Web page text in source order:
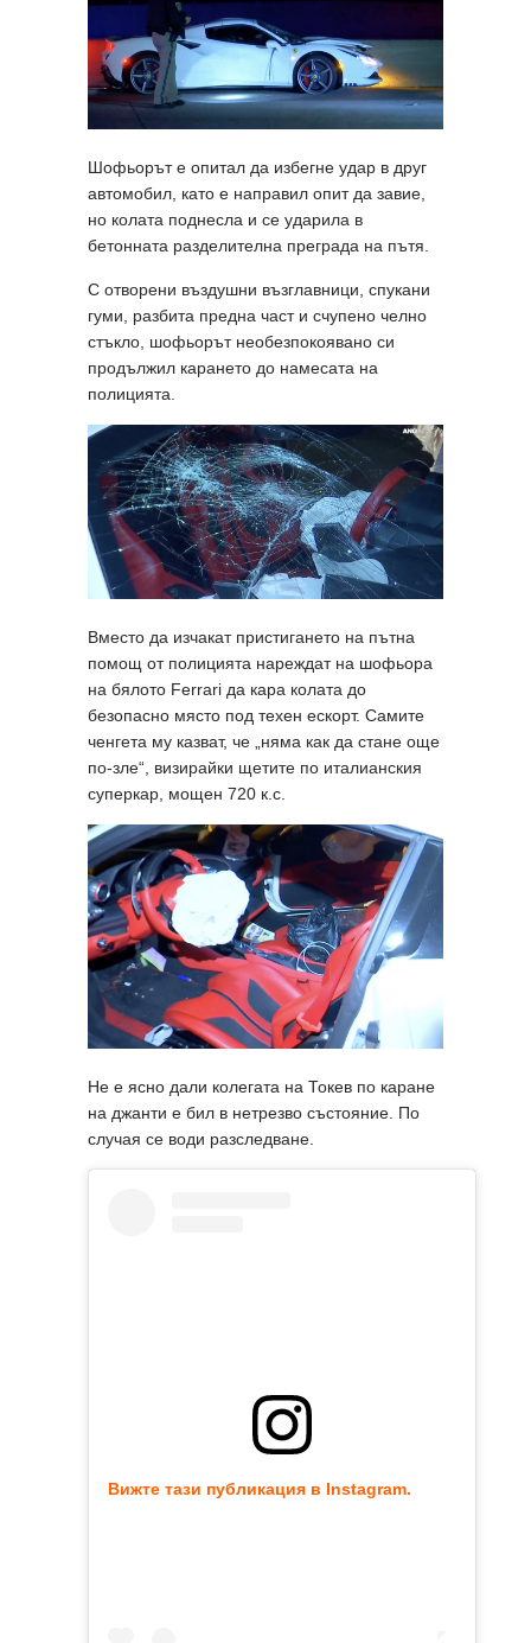
Шофьорът е опитал да избегне удар в друг
автомобил, като е направил опит да завие,
но колата поднесла и се ударила в
бетонната разделителна преграда на пътя.
С отворени въздушни възглавници, спукани
гуми, разбита предна част и счупено челно
стъкло, шофьорът необезпокоявано си
продължил карането до намесата на
полицията.
Вместо да изчакат пристигането на пътна
помощ от полицията нареждат на шофьора
на бялото Ferrari да кара колата до
безопасно място под техен ескорт. Самите
ченгета му казват, че „няма как да стане още
по-зле“, визирайки щетите по италианския
суперкар, мощен 720 к.с.
Не е ясно дали колегата на Токев по каране
на джанти е бил в нетрезво състояние. По
случая се води разследване.
Вижте тази публикация в Instagram.